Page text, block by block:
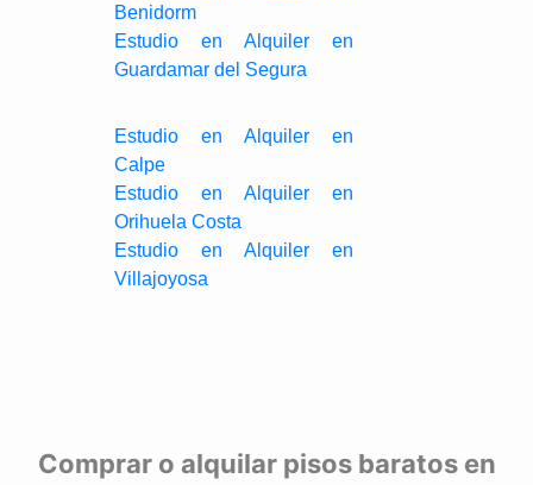
Benidorm
Estudio en Alquiler en
Guardamar del Segura
Estudio en Alquiler en
Calpe
Estudio en Alquiler en
Orihuela Costa
Estudio en Alquiler en
Villajoyosa
Comprar o alquilar pisos baratos en